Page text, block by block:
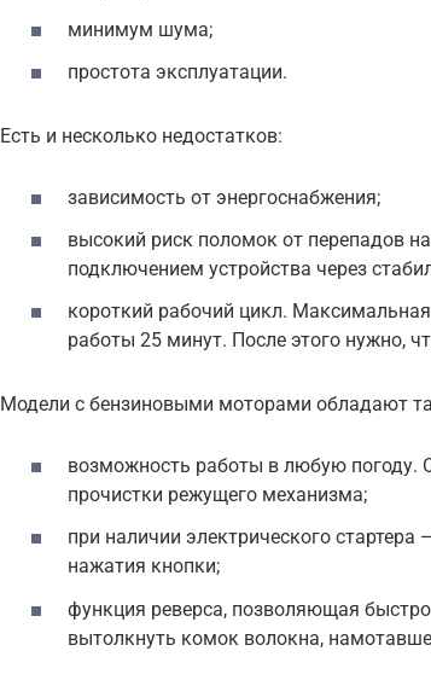
минимум шума;
простота эксплуатации.
Есть и несколько недостатков:
зависимость от энергоснабжения;
высокий риск поломок от перепадов
подключением устройства через
короткий рабочий цикл.
работы 25 минут. После этого нужно,
Модели с бензиновыми моторами обладают
возможность работы в любую погоду.
прочистки режущего механизма;
при наличии электрического
нажатия кнопки;
функция реверса, позволяющая
вытолкнуть комок волокна,